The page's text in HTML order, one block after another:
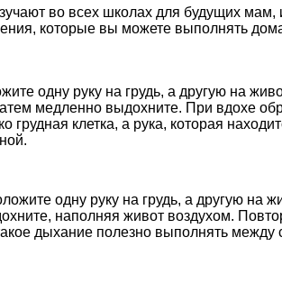
во всех школах для будущих мам,
которые вы можете выполнять
одну руку на грудь, а другую на
медленно выдохните. При вдохе
грудная клетка, а рука, которая
одну руку на грудь, а другую на
наполняя живот воздухом.
дыхание полезно выполнять между